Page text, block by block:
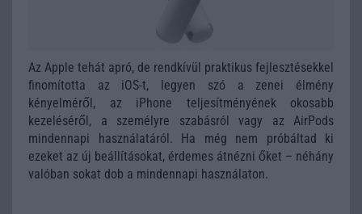
Az Apple tehát apró, de rendkívül praktikus fejlesztésekkel
finomította az iOS-t, legyen szó a zenei élmény
kényelméről, az iPhone teljesítményének okosabb
kezeléséről, a személyre szabásról vagy az AirPods
mindennapi használatáról. Ha még nem próbáltad ki
ezeket az új beállításokat, érdemes átnézni őket – néhány
valóban sokat dob a mindennapi használaton.